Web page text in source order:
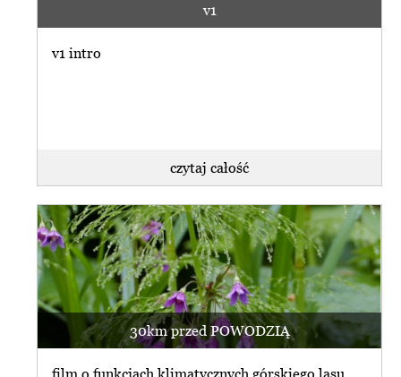
v1
v1 intro
czytaj całość
30km przed POWODZIĄ
film o funkcjach klimatycznych górskiego lasu.